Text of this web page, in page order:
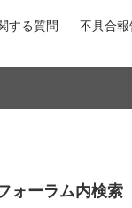
する質問 不具合報
ォーラム内検索